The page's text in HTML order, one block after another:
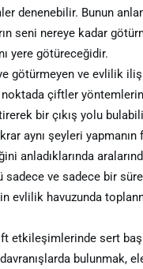
denenebilir. Bunun
seni nereye kadar
yere götüreceğidir.
götürmeyen ve evlilik
noktada çiftler
bir çıkış yolu
aynı şeyleri yapmanın
anladıklarında
sadece ve sadece bir
evlilik havuzunda
etkileşimlerinde sert
bulunmak,